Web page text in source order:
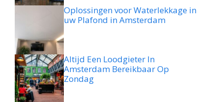
Oplossingen voor Waterlekkage in
uw Plafond in Amsterdam
Altijd Een Loodgieter In
Amsterdam Bereikbaar Op
Zondag